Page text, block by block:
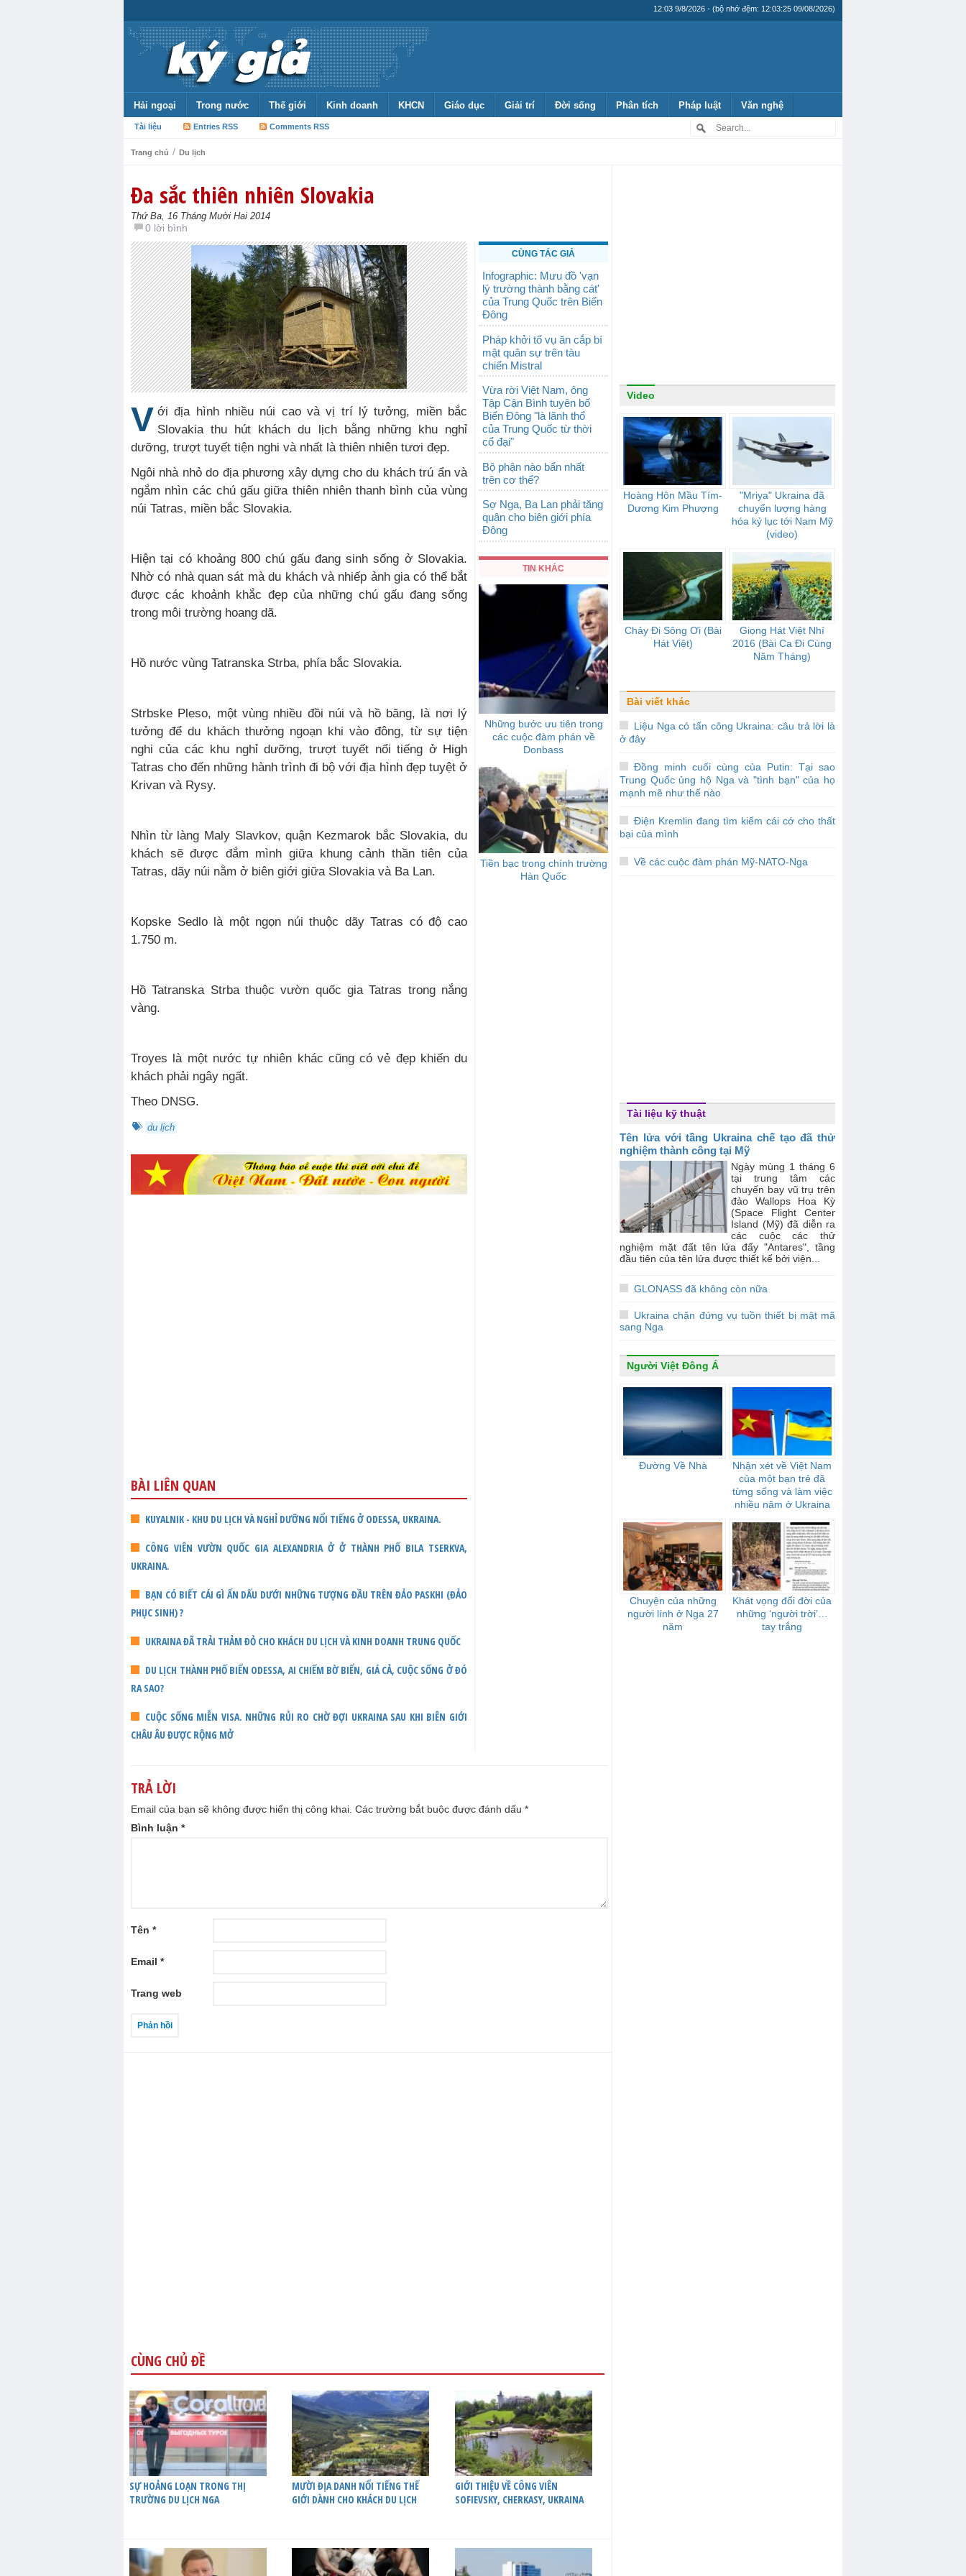
12:03 9/8/2026 - (bộ nhớ đệm: 12:03:25 09/08/2026)
Hải ngoại Trong nước Thế giới Kinh doanh KHCN Giáo dục Giải trí Đời sống Phân tích Pháp luật Văn nghệ
Tài liệu Entries RSS Comments RSS
Trang chủ / Du lịch
Đa sắc thiên nhiên Slovakia
Thứ Ba, 16 Tháng Mười Hai 2014
0 lời bình
V ới địa hình nhiều núi cao và vị trí lý tưởng, miền bắc
Slovakia thu hút khách du lịch bằng những khu nghỉ
dưỡng, trượt tuyết tiện nghi và nhất là thiên nhiên tươi đẹp.
Ngôi nhà nhỏ do địa phương xây dựng cho du khách trú ẩn và
ngắm nhìn các chú gấu giữa thiên nhiên thanh bình của vùng
núi Tatras, miền bắc Slovakia.
Hiện tại có khoảng 800 chú gấu đang sinh sống ở Slovakia.
Nhờ có nhà quan sát mà du khách và nhiếp ảnh gia có thể bắt
được các khoảnh khắc đẹp của những chú gấu đang sống
trong môi trường hoang dã.
Hồ nước vùng Tatranska Strba, phía bắc Slovakia.
Strbske Pleso, một vùng nhiều đồi núi và hồ băng, là nơi lý
tưởng để du khách thưởng ngoạn khi vào đông, từ sự tiện
nghi của các khu nghỉ dưỡng, trượt tuyết nổi tiếng ở High
Tatras cho đến những hành trình đi bộ với địa hình đẹp tuyệt ở
Krivan và Rysy.
Nhìn từ làng Maly Slavkov, quận Kezmarok bắc Slovakia, du
khách sẽ được đắm mình giữa khung cảnh thần tiên của
Tatras, dãy núi nằm ở biên giới giữa Slovakia và Ba Lan.
Kopske Sedlo là một ngọn núi thuộc dãy Tatras có độ cao
1.750 m.
Hồ Tatranska Strba thuộc vườn quốc gia Tatras trong nắng
vàng.
Troyes là một nước tự nhiên khác cũng có vẻ đẹp khiến du
khách phải ngây ngất.
Theo DNSG.
du lịch
BÀI LIÊN QUAN
KUYALNIK - KHU DU LỊCH VÀ NGHỈ DƯỠNG NỔI TIẾNG Ở ODESSA, UKRAINA.
CÔNG VIÊN VƯỜN QUỐC GIA ALEXANDRIA Ở Ở THÀNH PHỐ BILA TSERKVA,
UKRAINA.
BẠN CÓ BIẾT CÁI GÌ ẨN DẤU DƯỚI NHỮNG TƯỢNG ĐẦU TRÊN ĐẢO PASKHI (ĐẢO
PHỤC SINH) ?
UKRAINA ĐÃ TRẢI THẢM ĐỎ CHO KHÁCH DU LỊCH VÀ KINH DOANH TRUNG QUỐC
DU LỊCH THÀNH PHỐ BIỂN ODESSA, AI CHIẾM BỜ BIỂN, GIÁ CẢ, CUỘC SỐNG Ở ĐÓ
RA SAO?
CUỘC SỐNG MIỄN VISA. NHỮNG RỦI RO CHỜ ĐỢI UKRAINA SAU KHI BIÊN GIỚI
CHÂU ÂU ĐƯỢC RỘNG MỞ
CÙNG TÁC GIẢ
Infographic: Mưu đồ 'vạn
lý trường thành bằng cát'
của Trung Quốc trên Biển
Đông
Pháp khởi tố vụ ăn cắp bí
mật quân sự trên tàu
chiến Mistral
Vừa rời Việt Nam, ông
Tập Cận Bình tuyên bố
Biển Đông "là lãnh thổ
của Trung Quốc từ thời
cổ đại"
Bộ phận nào bẩn nhất
trên cơ thể?
Sợ Nga, Ba Lan phải tăng
quân cho biên giới phía
Đông
TIN KHÁC
Những bước ưu tiên trong
các cuộc đàm phán về
Donbass
Tiền bạc trong chính trường
Hàn Quốc
TRẢ LỜI
Email của bạn sẽ không được hiển thị công khai. Các trường bắt buộc được đánh dấu *
Bình luận *
Tên *
Email *
Trang web
CÙNG CHỦ ĐỀ
SỰ HOẢNG LOẠN TRONG THỊ
TRƯỜNG DU LỊCH NGA
MƯỜI ĐỊA DANH NỔI TIẾNG THẾ
GIỚI DÀNH CHO KHÁCH DU LỊCH
GIỚI THIỆU VỀ CÔNG VIÊN
SOFIEVSKY, CHERKASY, UKRAINA
Video
Hoàng Hôn Mầu Tím-
Dương Kim Phượng
"Mriya" Ukraina đã
chuyển lượng hàng
hóa kỷ lục tới Nam Mỹ
(video)
Chảy Đi Sông Ơi (Bài
Hát Việt)
Giọng Hát Việt Nhí
2016 (Bài Ca Đi Cùng
Năm Tháng)
Bài viết khác
Liệu Nga có tấn công Ukraina: câu trả lời là
ở đây
Đồng minh cuối cùng của Putin: Tại sao
Trung Quốc ủng hộ Nga và "tình bạn" của họ
mạnh mẽ như thế nào
Điện Kremlin đang tìm kiếm cái cớ cho thất
bại của mình
Về các cuộc đàm phán Mỹ-NATO-Nga
Tài liệu kỹ thuật
Tên lửa với tầng Ukraina chế tạo đã thử
nghiệm thành công tại Mỹ
Ngày mùng 1 tháng 6
tại trung tâm các
chuyến bay vũ trụ trên
đảo Wallops Hoa Kỳ
(Space Flight Center
Island (Mỹ) đã diễn ra
các cuộc các thử
nghiệm mặt đất tên lửa đẩy "Antares", tầng
đầu tiên của tên lửa được thiết kế bởi viện...
GLONASS đã không còn nữa
Ukraina chặn đứng vụ tuồn thiết bị mật mã
sang Nga
Người Việt Đông Á
Đường Về Nhà
Nhận xét về Việt Nam
của một bạn trẻ đã
từng sống và làm việc
nhiều năm ở Ukraina
Chuyện của những
người lính ở Nga 27
năm
Khát vọng đổi đời của
những ‘người trời’…
tay trắng